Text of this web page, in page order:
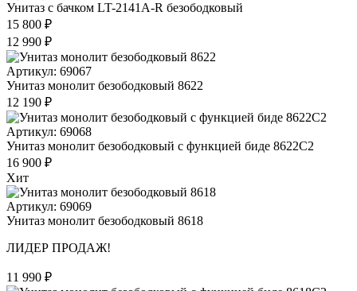
Унитаз с бачком LT-2141A-R безободковый
15 800 ₽
12 990 ₽
Артикул: 69067
Унитаз монолит безободковый 8622
12 190 ₽
Артикул: 69068
Унитаз монолит безободковый с функцией биде 8622С2
16 900 ₽
Хит
Артикул: 69069
Унитаз монолит безободковый 8618
ЛИДЕР ПРОДАЖ!
11 990 ₽